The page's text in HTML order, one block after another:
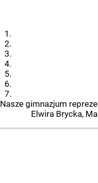
Nasze gimnazjum
Elwira Brycka,